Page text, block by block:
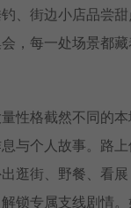
、街边小店品尝
，每一处场景都
性格截然不同的本
与个人故事。路
逛街、野餐、看
锁专属支线剧情